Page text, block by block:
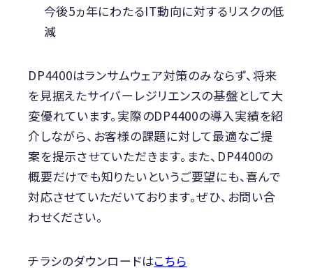
今後5ヵ年にわたるIT動向に対するリスクの低
減
DP4400はランサムウェア対策のみならず、将来
を見据えたサイバーレジリエンスの基盤として大
変優れています。実際のDP4400の導入実績を紹
介しながら、お客様の課題に対して最適なご提
案を提示させていただきます。また、DP4400の
概要だけでも知りたいというご要望にも、喜んで
対応させていただいております。ぜひ、お問い合
わせください。
チラシのダウンロードはこちら